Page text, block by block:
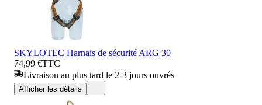
SKYLOTEC Harnais de sécurité ARG 30
74,99 €TTC
Livraison au plus tard le 2-3 jours ouvrés
Afficher les détails